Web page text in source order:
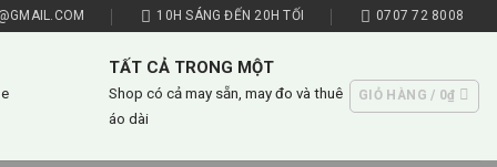
10H SÁNG ĐẾN 20H TỐI 0707 72 8008
TẤT CẢ TRONG MỘT
Shop có cả may sẵn, may đo và thuê
áo dài
GIỎ HÀNG / 0₫